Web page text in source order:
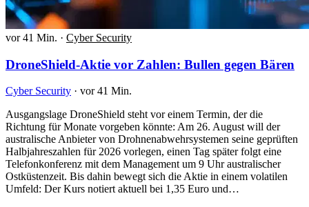
vor 41 Min. · Cyber Security
DroneShield-Aktie vor Zahlen: Bullen gegen Bären
Cyber Security · vor 41 Min.
Ausgangslage DroneShield steht vor einem Termin, der die
Richtung für Monate vorgeben könnte: Am 26. August will der
australische Anbieter von Drohnenabwehrsystemen seine geprüften
Halbjahreszahlen für 2026 vorlegen, einen Tag später folgt eine
Telefonkonferenz mit dem Management um 9 Uhr australischer
Ostküstenzeit. Bis dahin bewegt sich die Aktie in einem volatilen
Umfeld: Der Kurs notiert aktuell bei 1,35 Euro und…